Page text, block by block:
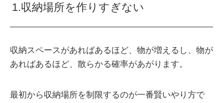
1.収納場所を作りすぎない
収納スペースがあればあるほど、物が増えるし、物が
あればあるほど、散らかる確率があがります。
最初から収納場所を制限するのが一番賢いやり方で